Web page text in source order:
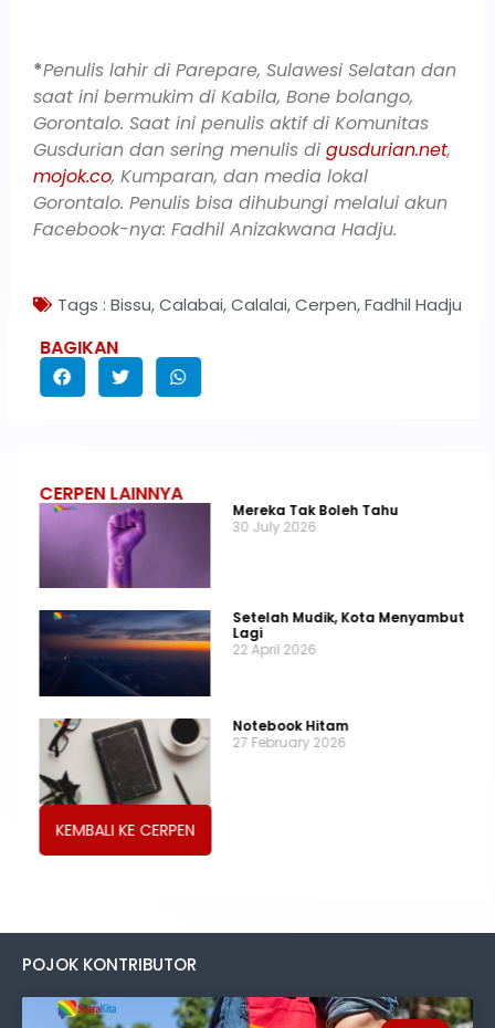
*Penulis lahir di Parepare, Sulawesi Selatan dan
saat ini bermukim di Kabila, Bone bolango,
Gorontalo. Saat ini penulis aktif di Komunitas
Gusdurian dan sering menulis di gusdurian.net,
mojok.co, Kumparan, dan media lokal
Gorontalo. Penulis bisa dihubungi melalui akun
Facebook-nya: Fadhil Anizakwana Hadju.
Tags : Bissu,Calabai,Calalai,Cerpen,Fadhil Hadju
BAGIKAN
CERPEN LAINNYA
Mereka Tak Boleh Tahu
30 July 2026
Setelah Mudik, Kota Menyambut
Lagi
22 April 2026
Notebook Hitam
27 February 2026
KEMBALI KE CERPEN
POJOK KONTRIBUTOR